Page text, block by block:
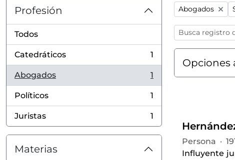
Profesión
Todos
Catedráticos
, 1 resultados
1
Abogados
, 1 resultados
1
Políticos
, 1 resultados
1
Juristas
, 1 resultados
1
Materias
Remove filter:
Abogados
Opciones
Persona ·
Influyente